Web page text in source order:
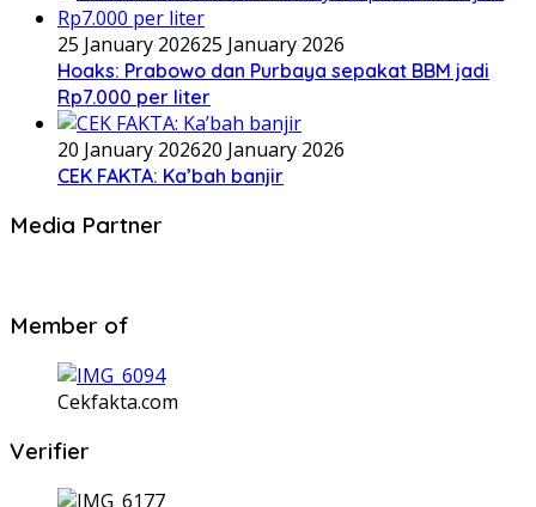
25 January 202625 January 2026
Hoaks: Prabowo dan Purbaya sepakat BBM jadi
Rp7.000 per liter
20 January 202620 January 2026
CEK FAKTA: Ka’bah banjir
Media Partner
Member of
Cekfakta.com
Verifier